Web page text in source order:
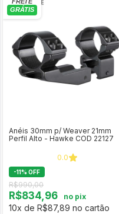
Anéis 30mm p/ Weaver 21mm
Perfil Alto - Hawke COD 22127
0.0
-11% OFF
R$990,00
R$834,96 no pix
10x de R$87,89 no cartão